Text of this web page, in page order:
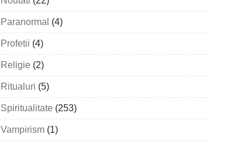
Paranormal (4)
Profetii (4)
Religie (2)
Ritualuri (5)
Spiritualitate (253)
Vampirism (1)